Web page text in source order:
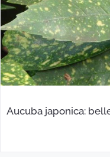
Aucuba japonica: